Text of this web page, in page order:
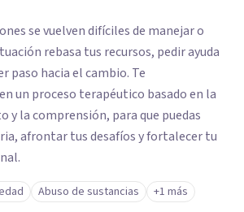
se vuelven difíciles de manejar o
rebasa tus recursos, pedir ayuda
paso hacia el cambio. Te
un proceso terapéutico basado en la
y la comprensión, para que puedas
afrontar tus desafíos y fortalecer tu
Abuso de sustancias +1 más